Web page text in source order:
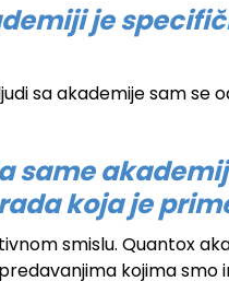
je
sa akademije sam
koja je
smislu. Quantox
kojima